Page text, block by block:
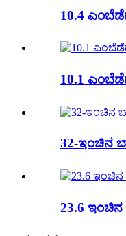
10.4
10.1
32-ಇಂಚಿನ
23.6 ಇಂಚಿನ